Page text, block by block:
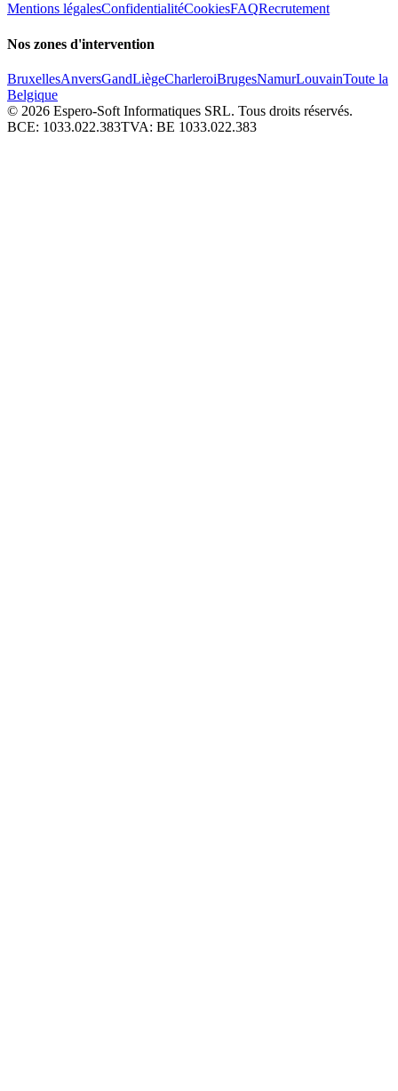
Mentions légalesConfidentialitéCookiesFAQRecrutement
Nos zones d'intervention
BruxellesAnversGandLiègeCharleroiBrugesNamurLouvainToute la
Belgique
© 2026 Espero-Soft Informatiques SRL. Tous droits réservés.
BCE: 1033.022.383TVA: BE 1033.022.383